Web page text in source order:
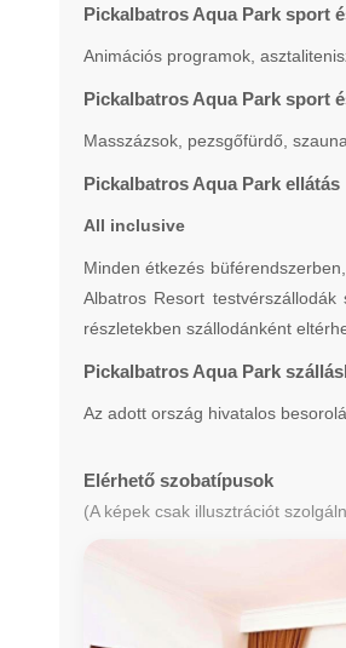
Pickalbatros Aqua Park sport
Animációs programok,
Pickalbatros Aqua Park sport
Masszázsok, pezsgőfürdő,
Pickalbatros Aqua Park ellátás
All inclusive
Minden étkezés
Albatros Resort
részletekben szállodánként
Pickalbatros Aqua Park
Az adott ország hivatalos
Elérhető szobatípusok
(A képek csak illusztrációt